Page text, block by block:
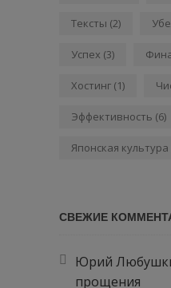
Тексты (2)
Успех (3)
Хостинг (1)
Эффективность (6)
Японская культура
СВЕЖИЕ
Юрий
прощения